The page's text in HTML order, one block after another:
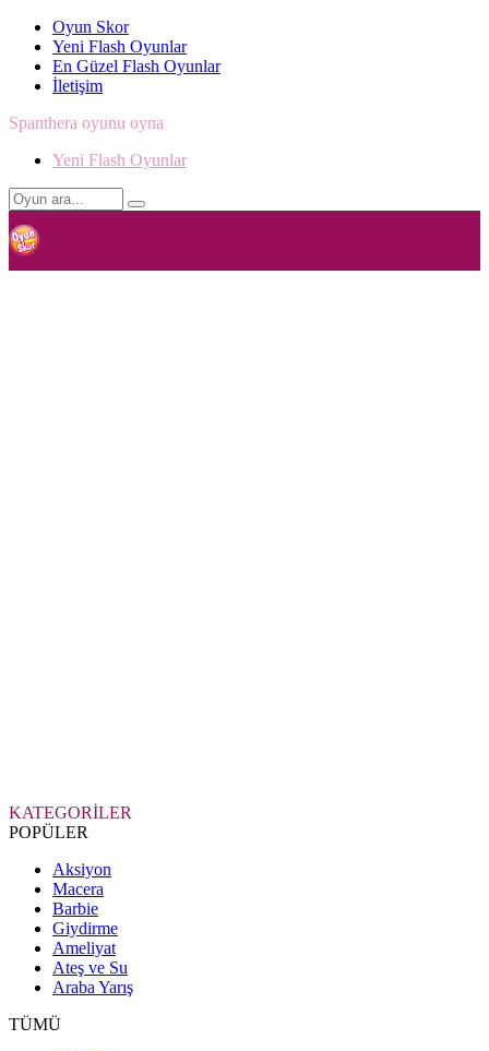
Oyun Skor
Yeni Flash Oyunlar
En Güzel Flash Oyunlar
İletişim
Spanthera oyunu oyna
Yeni Flash Oyunlar
KATEGORİLER
POPÜLER
Aksiyon
Macera
Barbie
Giydirme
Ameliyat
Ateş ve Su
Araba Yarış
TÜMÜ